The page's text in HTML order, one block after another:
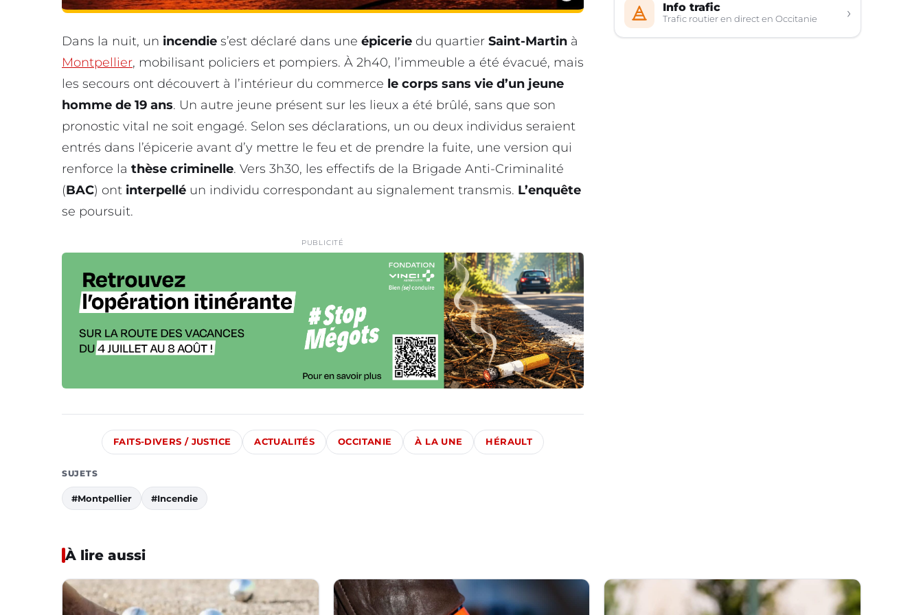
Dans la nuit, un incendie s’est déclaré dans une épicerie du quartier Saint-Martin à
Montpellier, mobilisant policiers et pompiers. À 2h40, l’immeuble a été évacué, mais
les secours ont découvert à l’intérieur du commerce le corps sans vie d’un jeune
homme de 19 ans. Un autre jeune présent sur les lieux a été brûlé, sans que son
pronostic vital ne soit engagé. Selon ses déclarations, un ou deux individus seraient
entrés dans l’épicerie avant d’y mettre le feu et de prendre la fuite, une version qui
renforce la thèse criminelle. Vers 3h30, les effectifs de la Brigade Anti-Criminalité
(BAC) ont interpellé un individu correspondant au signalement transmis. L’enquête
se poursuit.
PUBLICITÉ
FAITS-DIVERS / JUSTICE ACTUALITÉS OCCITANIE À LA UNE HÉRAULT
SUJETS
#Montpellier #Incendie
Info trafic
Trafic routier en direct en Occitanie ›
À lire aussi